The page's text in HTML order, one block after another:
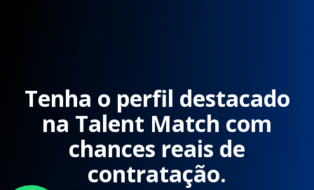
Tenha o perfil destacado
na Talent Match com
chances reais de
contratação.